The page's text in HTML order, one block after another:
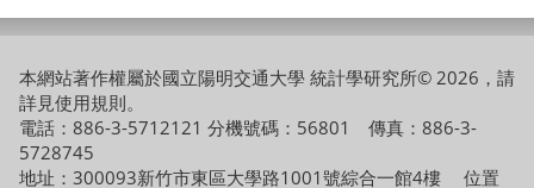
本網站著作權屬於國立陽明交通大學 統計學研究所© 2026，請
詳見使用規則。
電話：886-3-5712121 分機號碼：56801 傳真：886-3-
5728745
地址：300093新竹市東區大學路1001號綜合一館4樓 位置